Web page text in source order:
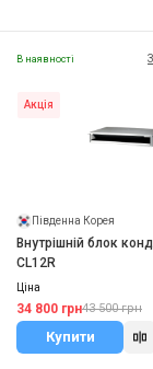
В наявності
Акція
Південна Корея
Внутрішній блок
CL12R
Ціна
34 800 грн43 500 грн
Купити